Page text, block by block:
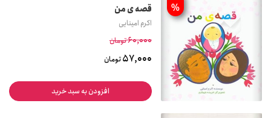
% قصه ی من
اکرم امینایی
60,000تومان
57,000تومان
افزودن به سبد خرید